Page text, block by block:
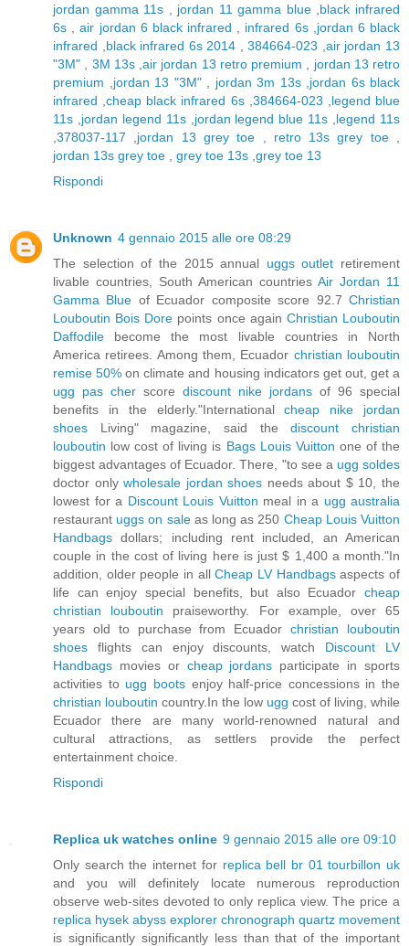
jordan gamma 11s
jordan 11 gamma blue, black infrared
6s ,air jordan 6 black infrared infrared 6s, jordan 6 black
infrared
black infrared 6s 2014 ,384664-023
air jordan 13
"3M"
3M 13s, air jordan 13 retro premium
jordan 13 retro
premium
jordan 13 "3M", jordan 3m 13s, jordan 6s black
infrared ,cheap black infrared 6s, 384664-023
legend blue
11s
jordan legend 11s, jordan legend blue 11s
legend 11s
378037-117 jordan 13 grey toe retro 13s grey toe,
jordan 13s grey toe
grey toe 13s grey toe 13
Rispondi
Unknown 4 gennaio 2015 alle ore 08:29
The selection of the 2015 annual uggs outlet retirement
livable countries, South American countries Air Jordan 11
Gamma Blue of Ecuador composite score 92.7Christian
Louboutin Bois Dore points once again Christian Louboutin
Daffodile become the most livable countries in North
America retirees. Among them, Ecuador christian louboutin
remise 50% on climate and housing indicators get out, get a
ugg pas cher score discount nike jordans of 96 special
benefits in the elderly."Internationalcheap nike jordan
shoes Living" magazine, said thediscount christian
louboutin low cost of living is Bags Louis Vuitton one of the
biggest advantages of Ecuador. There, "to see a ugg soldes
doctor onlywholesale jordan shoes needs about $ 10, the
lowest for a Discount Louis Vuitton meal in a ugg australia
restaurant uggs on saleas long as 250 Cheap Louis Vuitton
Handbags dollars; including rent included, an American
couple in the cost of living here is just $ 1,400 a month."In
addition, older people in allCheap LV Handbagsaspects of
life can enjoy special benefits, but also Ecuador cheap
christian louboutin praiseworthy. For example, over 65
years old to purchase from Ecuadorchristian louboutin
shoes flights can enjoy discounts, watch Discount LV
Handbags movies or cheap jordans participate in sports
activities to ugg bootsenjoy half-price concessions in the
christian louboutin country.In the low ugg cost of living, while
Ecuador there are many world-renowned natural and
cultural attractions, as settlers provide the perfect
entertainment choice.
Rispondi
Replica uk watches online 9 gennaio 2015 alle ore 09:10
Only search the internet for replica bell br 01 tourbillon uk
and you will definitely locate numerous reproduction
observe web-sites devoted to only replica view. The price a
replica hysek abyss explorer chronograph quartz movement
is significantly significantly less than that of the important